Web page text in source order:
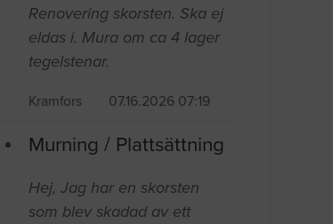
Renovering skorsten. Ska ej
eldas i. Mura om ca 4 lager
tegelstenar.
Kramfors 07.16.2026 07:19
Murning / Plattsättning
Hej, Jag har en skorsten
som blev skadad av ett